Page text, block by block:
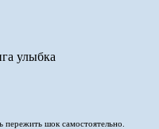
пережить шок самостоятельно.